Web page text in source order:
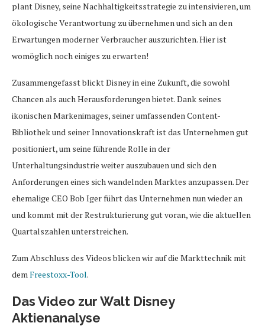
plant Disney, seine Nachhaltigkeitsstrategie zu intensivieren, um
ökologische Verantwortung zu übernehmen und sich an den
Erwartungen moderner Verbraucher auszurichten. Hier ist
womöglich noch einiges zu erwarten!
Zusammengefasst blickt Disney in eine Zukunft, die sowohl
Chancen als auch Herausforderungen bietet. Dank seines
ikonischen Markenimages, seiner umfassenden Content-
Bibliothek und seiner Innovationskraft ist das Unternehmen gut
positioniert, um seine führende Rolle in der
Unterhaltungsindustrie weiter auszubauen und sich den
Anforderungen eines sich wandelnden Marktes anzupassen. Der
ehemalige CEO Bob Iger führt das Unternehmen nun wieder an
und kommt mit der Restrukturierung gut voran, wie die aktuellen
Quartalszahlen unterstreichen.
Zum Abschluss des Videos blicken wir auf die Markttechnik mit
dem Freestoxx-Tool.
Das Video zur Walt Disney
Aktienanalyse